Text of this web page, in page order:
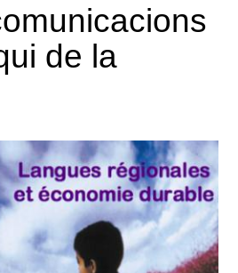
de la